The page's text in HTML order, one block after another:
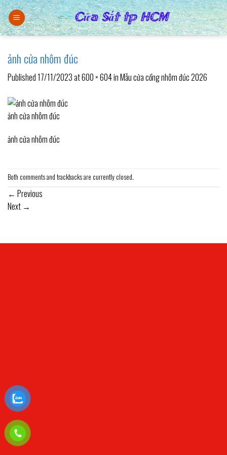
Skip
to
content
ảnh cửa nhôm đúc
Published17/11/2023at600 × 604inMẫu cửa cổng nhôm đúc 2026
ảnh cửa nhôm đúc
ảnh cửa nhôm đúc
Both comments and trackbacks are currently closed.
← Previous
Next →